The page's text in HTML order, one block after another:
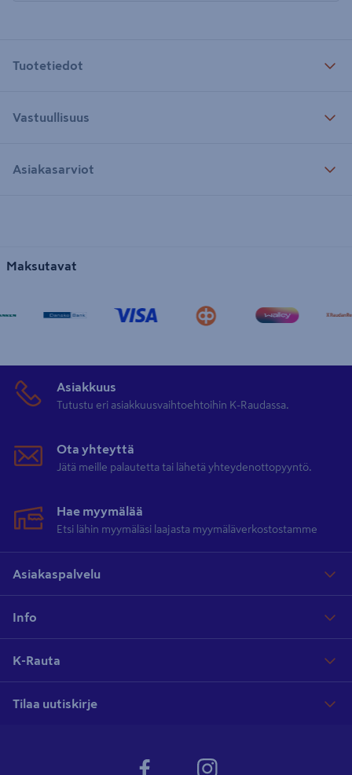
Tuotetiedot
Vastuullisuus
Asiakasarviot
Maksutavat
Asiakkuus
Tutustu eri asiakkuusvaihtoehtoihin K-Raudassa.
Ota yhteyttä
Jätä meille palautetta tai lähetä yhteydenottopyyntö.
Hae myymälää
Etsi lähin myymäläsi laajasta myymäläverkostostamme
Asiakaspalvelu
Info
K-Rauta
Tilaa uutiskirje